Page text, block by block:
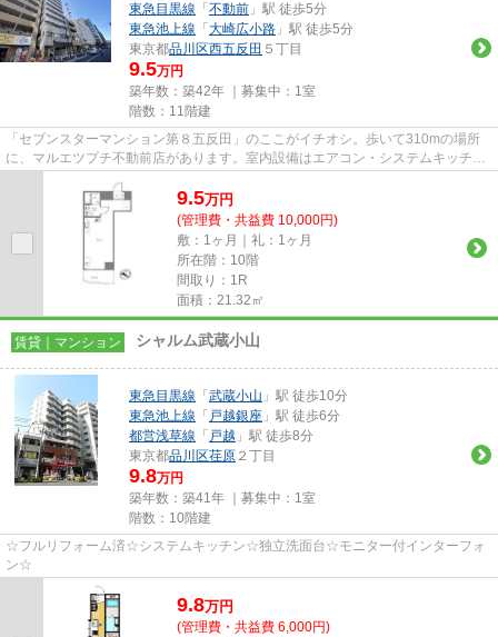
東急目黒線 「 不動前 」駅 徒歩5分
東急池上線 「 大崎広小路 」駅 徒歩5分
東京都品川区西五反田 ５丁目
9.5万円
築年数：築42年 ｜募集中： 1室
階数：11階建
「セブンスターマンション第８五反田」のここがイチオシ。歩いて310mの場所
に、マルエツプチ不動前店があります。室内設備はエアコン・システムキッチン
9.5万円
(管理費・共益費 10,000円)
敷：1ヶ月｜礼：1ヶ月
所在階：10階
間取り：1R
面積：21.32㎡
賃貸｜マンション シャルム武蔵小山
東急目黒線 「 武蔵小山 」駅 徒歩10分
東急池上線 「 戸越銀座 」駅 徒歩6分
都営浅草線 「 戸越 」駅 徒歩8分
東京都品川区荏原 ２丁目
9.8万円
築年数：築41年 ｜募集中： 1室
階数：10階建
☆フルリフォーム済☆システムキッチン☆独立洗面台☆モニター付インターフォ
ン☆
9.8万円
(管理費・共益費 6,000円)